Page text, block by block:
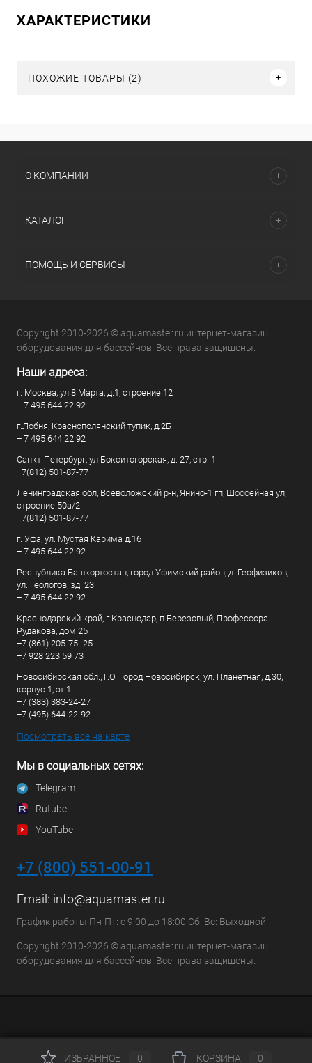
ХАРАКТЕРИСТИКИ
ПОХОЖИЕ ТОВАРЫ (2)
О КОМПАНИИ
КАТАЛОГ
ПОМОЩЬ И СЕРВИСЫ
Copyright 2010-2026 © aquamaster.ru интернет-магазин
оборудования для бассейнов. Все права защищены.
Наши адреса:
г. Москва, ул.8 Марта, д.1, строение 12
+ 7 495 644 22 92
г.Лобня, Краснополянский тупик, д.2Б
+ 7 495 644 22 92
Санкт-Петербург, ул Бокситогорская, д. 27, стр. 1
+7(812) 501-87-77
Ленинградская обл, Всеволожский р-н, Янино-1 гп, Шоссейная ул,
строение 50а/2
+7(812) 501-87-77
г. Уфа, ул. Мустая Карима д.16
+ 7 495 644 22 92
Республика Башкортостан, город Уфимский район, д. Геофизиков,
ул. Геологов, зд. 23
+ 7 495 644 22 92
Краснодарский край, г Краснодар, п Березовый, Профессора
Рудакова, дом 25
+7 (861) 205-75- 25
+7 928 223 59 73
Новосибирская обл., Г.О. Город Новосибирск, ул. Планетная, д.30,
корпус 1, эт.1.
+7 (383) 383-24-27
+7 (495) 644-22-92
Посмотреть все на карте
Мы в социальных сетях:
Telegram
Rutube
YouTube
+7 (800) 551-00-91
Email: info@aquamaster.ru
График работы Пн-Пт: с 9:00 до 18:00 Сб, Вс: Выходной
Copyright 2010-2026 © aquamaster.ru интернет-магазин
оборудования для бассейнов. Все права защищены.
ИЗБРАННОЕ 0 КОРЗИНА 0